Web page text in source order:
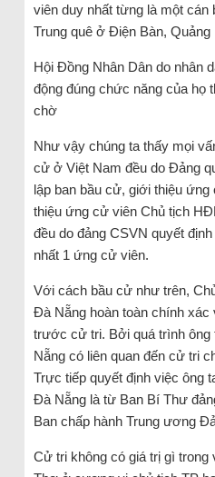
viên duy nhất từng là một cán
Trung quê ở Điện Bàn,
Hội Đồng Nhân Dân do nhân
động đúng chức năng của họ
chờ
Như vậy chúng ta thấy mọi
cử ở Việt Nam đều do Đảng
lập ban bầu cử, giới thiệu
thiệu ứng cử viên Chủ tịch
đều do đảng CSVN quyết
nhất 1 ứng cử viên.
Với cách bầu cử như trên,
Đà Nẵng hoàn toàn chính xác
trước cử tri. Bởi quá trình ông
Nẵng có liên quan đến cử tri
Trực tiếp quyết định việc ông
Đà Nẵng là từ Ban Bí Thư
Ban chấp hành Trung ương
Cử tri không có giá trị gì